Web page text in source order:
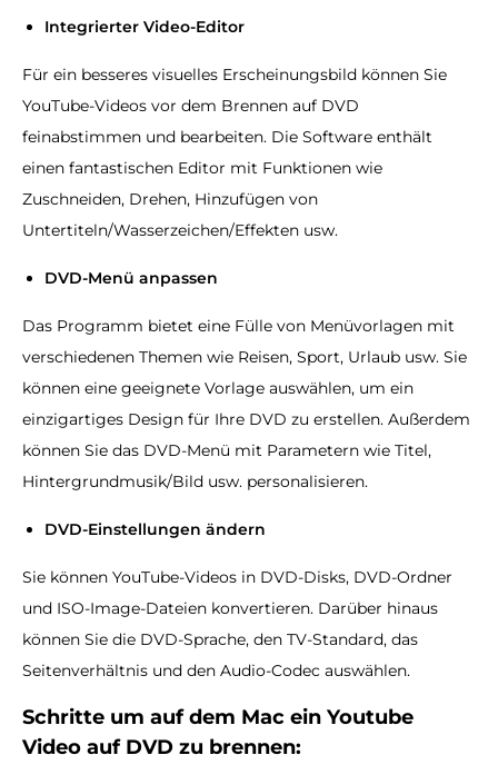
Integrierter Video-Editor
Für ein besseres visuelles Erscheinungsbild können Sie
YouTube-Videos vor dem Brennen auf DVD
feinabstimmen und bearbeiten. Die Software enthält
einen fantastischen Editor mit Funktionen wie
Zuschneiden, Drehen, Hinzufügen von
Untertiteln/Wasserzeichen/Effekten usw.
DVD-Menü anpassen
Das Programm bietet eine Fülle von Menüvorlagen mit
verschiedenen Themen wie Reisen, Sport, Urlaub usw. Sie
können eine geeignete Vorlage auswählen, um ein
einzigartiges Design für Ihre DVD zu erstellen. Außerdem
können Sie das DVD-Menü mit Parametern wie Titel,
Hintergrundmusik/Bild usw. personalisieren.
DVD-Einstellungen ändern
Sie können YouTube-Videos in DVD-Disks, DVD-Ordner
und ISO-Image-Dateien konvertieren. Darüber hinaus
können Sie die DVD-Sprache, den TV-Standard, das
Seitenverhältnis und den Audio-Codec auswählen.
Schritte um auf dem Mac ein Youtube
Video auf DVD zu brennen: